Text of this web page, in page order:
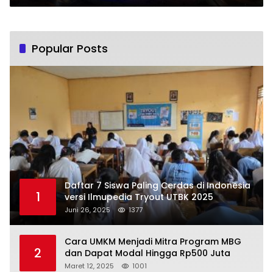
Popular Posts
1
Daftar 7 Siswa Paling Cerdas di Indonesia
versi Ilmupedia Tryout UTBK 2025
Juni 26, 2025 1377
2
Cara UMKM Menjadi Mitra Program MBG
dan Dapat Modal Hingga Rp500 Juta
Maret 12, 2025 1001